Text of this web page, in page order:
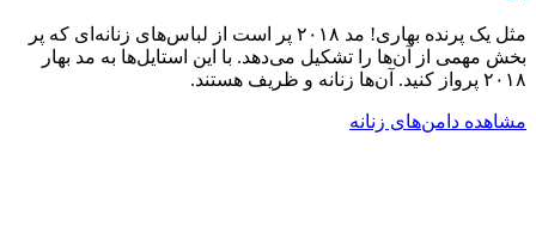
مثل یک پرنده بهاری! مد ۲۰۱۸ پر است از لباس‌های زنانه‌ای که پر
بخش مهمی از آن‌ها را تشکیل می‌دهد. با این استایل‌ها به مد بهار
۲۰۱۸ پرواز کنید. آن‌ها زنانه و ظریف هستند.
مشاهده دامن‌های زنانه